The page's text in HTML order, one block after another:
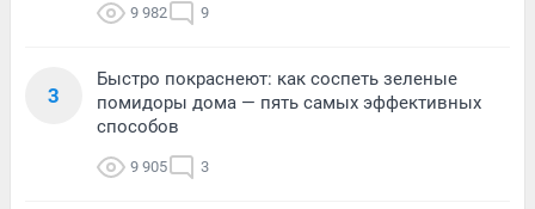
9 982 9
3
Быстро покраснеют: как соспеть зеленые
помидоры дома — пять самых эффективных
способов
9 905 3